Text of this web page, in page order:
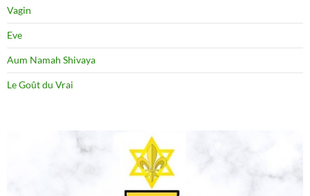
Vagin
Eve
Aum Namah Shivaya
Le Goût du Vrai